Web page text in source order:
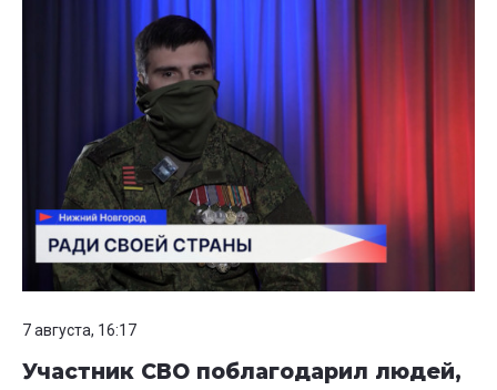
7 августа, 16:17
Участник СВО поблагодарил людей,